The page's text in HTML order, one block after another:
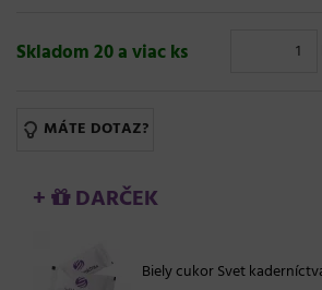
Skladom 20 a viac ks
MÁTE DOTAZ?
+ DARČEK
Biely cukor Svet